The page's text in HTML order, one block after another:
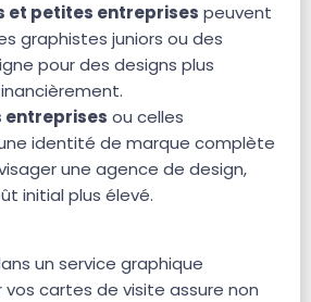
et petites entreprises peuvent
graphistes juniors ou des
pour des designs plus
entreprises ou celles
identité de marque complète
une agence de design,
initial plus élevé.
un service graphique
cartes de visite assure non